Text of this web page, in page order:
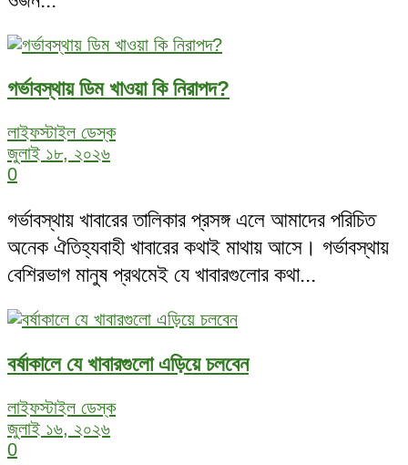
গর্ভাবস্থায় ডিম খাওয়া কি নিরাপদ?
লাইফস্টাইল ডেস্ক
জুলাই ১৮, ২০২৬
0
গর্ভাবস্থায় খাবারের তালিকার প্রসঙ্গ এলে আমাদের পরিচিত
অনেক ঐতিহ্যবাহী খাবারের কথাই মাথায় আসে। গর্ভাবস্থায়
বেশিরভাগ মানুষ প্রথমেই যে খাবারগুলোর কথা...
বর্ষাকালে যে খাবারগুলো এড়িয়ে চলবেন
লাইফস্টাইল ডেস্ক
জুলাই ১৬, ২০২৬
0